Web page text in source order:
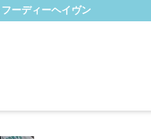
フーディーヘイヴン